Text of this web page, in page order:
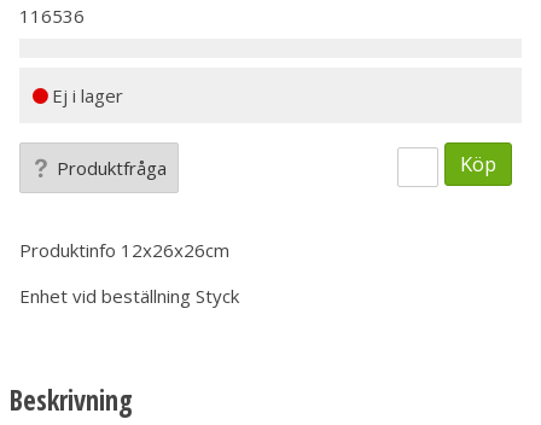
116536
Ej i lager
Produktfråga Köp
Produktinfo 12x26x26cm
Enhet vid beställning Styck
Beskrivning